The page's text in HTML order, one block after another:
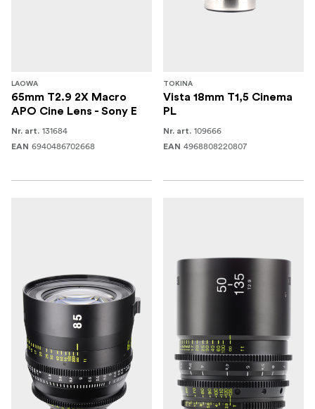
LAOWA
65mm T2.9 2X Macro
APO Cine Lens - Sony E
Nr. art. 131684
EAN 6940486702668
TOKINA
Vista 18mm T1,5 Cinema
PL
Nr. art. 109666
EAN 4968808220807